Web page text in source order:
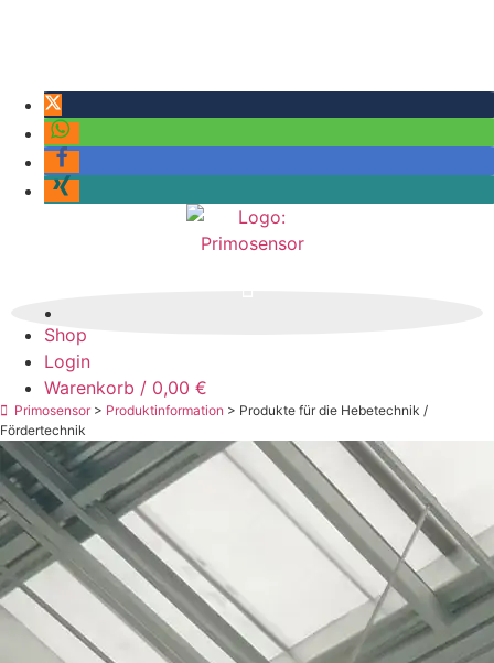
Shop
Login
Warenkorb / 0,00 €
Primosensor> Produktinformation > Produkte für die Hebetechnik /
Fördertechnik